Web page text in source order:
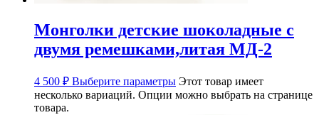
Монголки детские шоколадные с
двумя ремешками,литая МД-2
4 500 ₽ Выберите параметры Этот товар имеет
несколько вариаций. Опции можно выбрать на странице
товара.